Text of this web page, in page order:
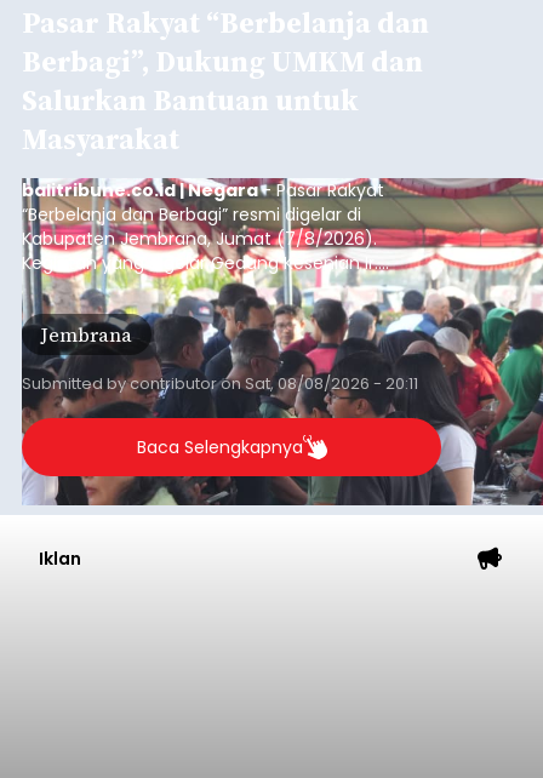
Pasar Rakyat “Berbelanja dan
Berbagi”, Dukung UMKM dan
Salurkan Bantuan untuk
Masyarakat
balitribune.co.id | Negara- Pasar Rakyat
“Berbelanja dan Berbagi” resmi digelar di
Kabupaten Jembrana, Jumat (7/8/2026).
Kegiatan yang digelar Gedung Kesenian Ir.
Soekarno ini memadukan pemberdayaan
ekonomi masyarakat dengan aksi sosial tersebut
mendapat antusiasme tinggi dan mencatat nilai
transaksi mencapai Rp672.733.200.
Jembrana
Submitted bycontributoronSat, 08/08/2026 - 20:11
Baca Selengkapnya
Iklan